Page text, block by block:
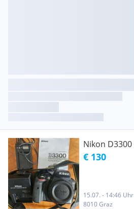
Nikon D3300
€ 130
15.07. - 14:46 Uhr
8010 Graz